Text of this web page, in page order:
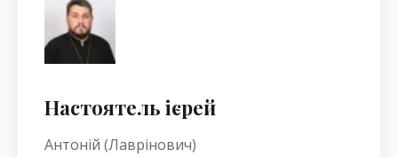
Настоятель ієрей
Антоній (Лаврінович)